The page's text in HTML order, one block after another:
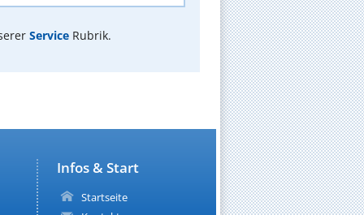
ServiceRubrik.
Infos & Start
Startseite